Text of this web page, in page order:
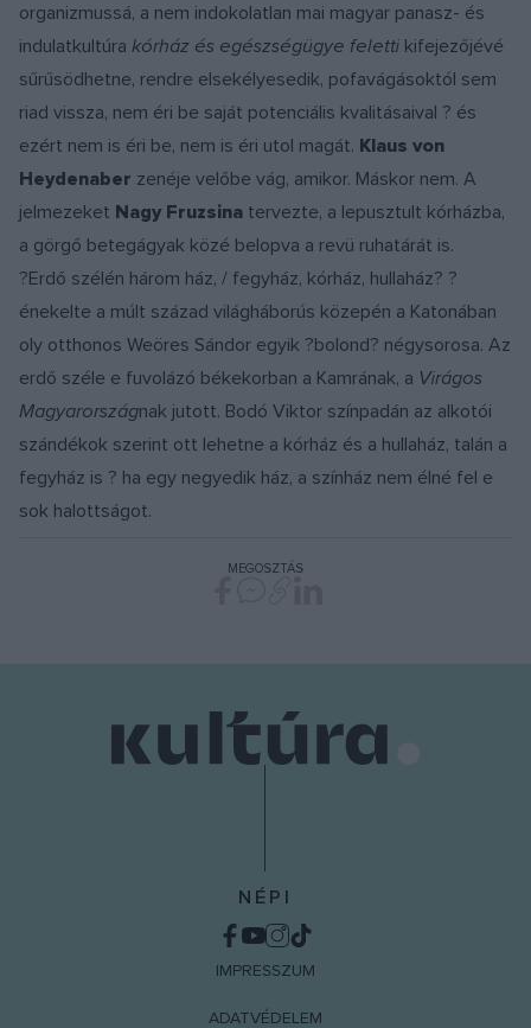
organizmussá, a nem indokolatlan mai magyar panasz- és
indulatkultúra kórház és egészségügye feletti kifejezőjévé
sűrűsödhetne, rendre elsekélyesedik, pofavágásoktól sem
riad vissza, nem éri be saját potenciális kvalitásaival ? és
ezért nem is éri be, nem is éri utol magát. Klaus von
Heydenaber zenéje velőbe vág, amikor. Máskor nem. A
jelmezeket Nagy Fruzsina tervezte, a lepusztult kórházba,
a görgő betegágyak közé belopva a revü ruhatárát is.
?Erdő szélén három ház, / fegyház, kórház, hullaház? ?
énekelte a múlt század világháborús közepén a Katonában
oly otthonos Weöres Sándor egyik ?bolond? négysorosa. Az
erdő széle e fuvolázó békekorban a Kamrának, a Virágos
Magyarországnak jutott. Bodó Viktor színpadán az alkotói
szándékok szerint ott lehetne a kórház és a hullaház, talán a
fegyház is ? ha egy negyedik ház, a színház nem élné fel e
sok halottságot.
MEGOSZTÁS
NÉPI
IMPRESSZUM
ADATVÉDELEM